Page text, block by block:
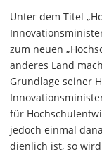
Unter dem Titel
zum neuen
anderes Land
Grundlage seiner
für
jedoch einmal
dienlich ist, so